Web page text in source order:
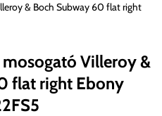
& Boch Subway 60 flat right
Villeroy &
flat right Ebony